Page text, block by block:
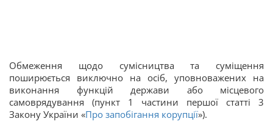
Обмеження щодо сумісництва та суміщення
поширюється виключно на осіб, уповноважених на
виконання функцій держави або місцевого
самоврядування (пункт 1 частини першої статті 3
Закону України «Про запобігання корупції»).